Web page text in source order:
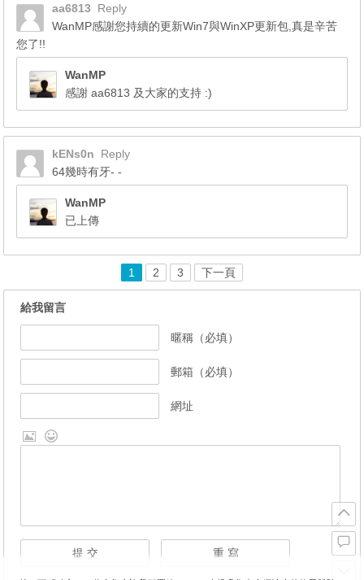
aa6813
Reply
WanMP感謝您持續的更新Win7與WinXP更新包,真是辛苦
您了!!
WanMP
感謝 aa6813 及大家的支持 :)
kENs0n
Reply
64幾時有牙- -
WanMP
已上傳
1 2 3 下一頁
給我留言
暱稱（必填）
郵箱（必填）
網址